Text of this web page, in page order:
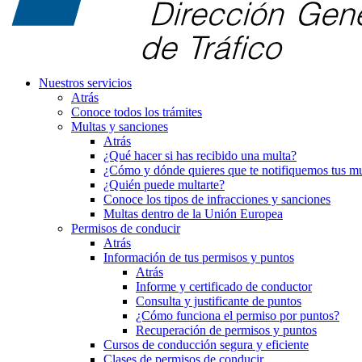
Nuestros servicios
Atrás
Conoce todos los trámites
Multas y sanciones
Atrás
¿Qué hacer si has recibido una multa?
¿Cómo y dónde quieres que te notifiquemos tus
¿Quién puede multarte?
Conoce los tipos de infracciones y sanciones
Multas dentro de la Unión Europea
Permisos de conducir
Atrás
Información de tus permisos y puntos
Atrás
Informe y certificado de conductor
Consulta y justificante de puntos
¿Cómo funciona el permiso por puntos?
Recuperación de permisos y puntos
Cursos de conducción segura y eficiente